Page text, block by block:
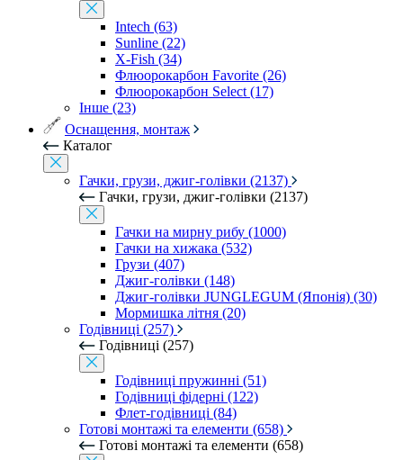
Intech (63)
Sunline (22)
X-Fish (34)
Флюорокарбон Favorite (26)
Флюорокарбон Select (17)
Інше (23)
Оснащення, монтаж
Каталог
Гачки, грузи, джиг-голівки (2137)
Гачки, грузи, джиг-голівки (2137)
Гачки на мирну рибу (1000)
Гачки на хижака (532)
Грузи (407)
Джиг-голівки (148)
Джиг-голівки JUNGLEGUM (Японія) (30)
Мормишка літня (20)
Годівниці (257)
Годівниці (257)
Годівниці пружинні (51)
Годівниці фідерні (122)
Флет-годівниці (84)
Готові монтажі та елементи (658)
Готові монтажі та елементи (658)